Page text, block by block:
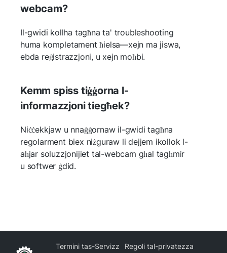
webcam?
Il-gwidi kollha tagħna ta' troubleshooting
huma kompletament ħielsa—xejn ma jiswa,
ebda reġistrazzjoni, u xejn moħbi.
Kemm spiss tiġġorna l-
informazzjoni tiegħek?
Niċċekkjaw u nnaġġornaw il-gwidi tagħna
regolarment biex niżguraw li dejjem ikollok l-
aħjar soluzzjonijiet tal-webcam għal tagħmir
u softwer ġdid.
Termini tas-Servizz Regoli tal-privatezza